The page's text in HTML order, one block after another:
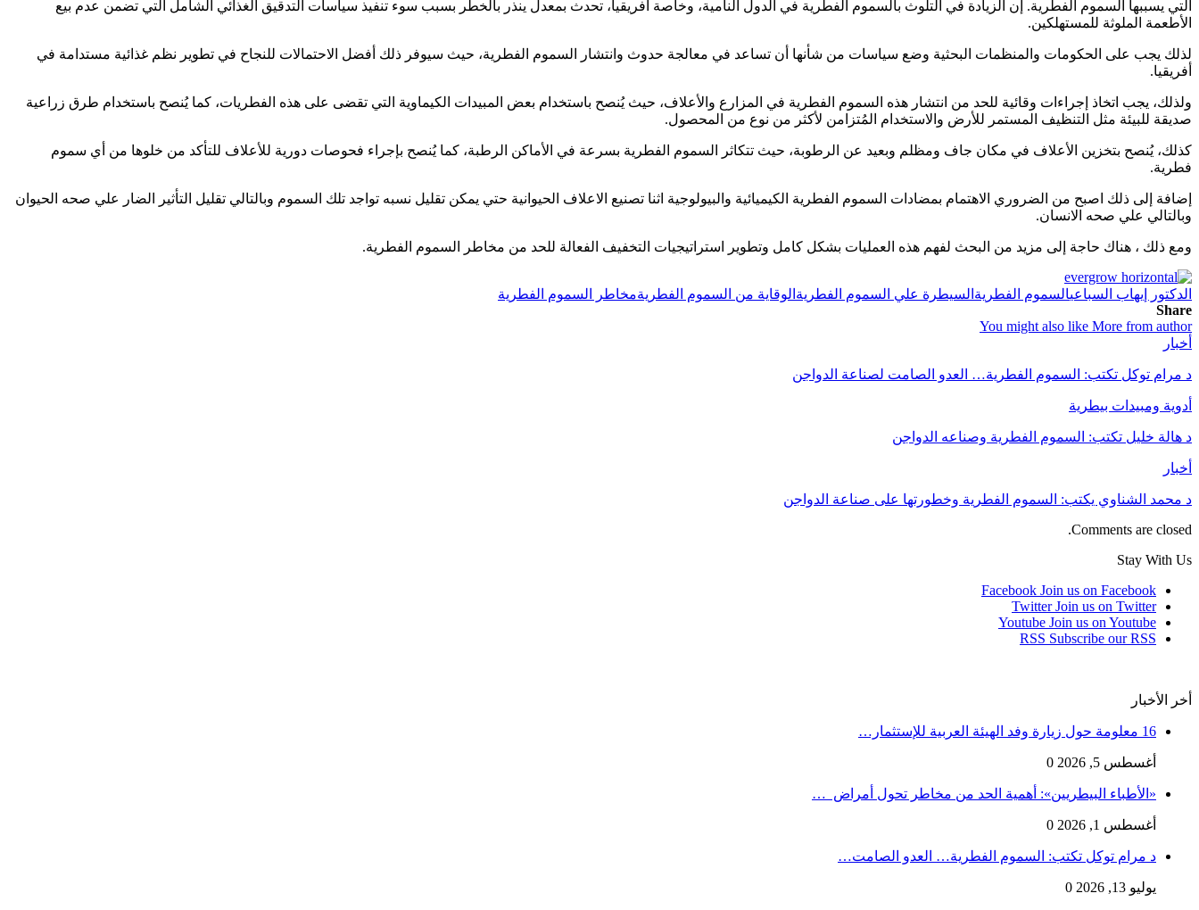
التي يسببها السموم الفطرية. إن الزيادة في التلوث بالسموم الفطرية في الدول النامية، وخاصة أفريقيا، تحدث بمعدل ينذر بالخطر بسبب سوء تنفيذ سياسات التدقيق الغذائي الشامل التي تضمن عدم بيع
الأطعمة الملوثة للمستهلكين.
لذلك يجب على الحكومات والمنظمات البحثية وضع سياسات من شأنها أن تساعد في معالجة حدوث وانتشار السموم الفطرية، حيث سيوفر ذلك أفضل الاحتمالات للنجاح في تطوير نظم غذائية مستدامة في
أفريقيا.
ولذلك، يجب اتخاذ إجراءات وقائية للحد من انتشار هذه السموم الفطرية في المزارع والأعلاف، حيث يُنصح باستخدام بعض المبيدات الكيماوية التي تقضى على هذه الفطريات، كما يُنصح باستخدام طرق زراعية
صديقة للبيئة مثل التنظيف المستمر للأرض والاستخدام المُتزامن لأكثر من نوع من المحصول.
كذلك، يُنصح بتخزين الأعلاف في مكان جاف ومظلم وبعيد عن الرطوبة، حيث تتكاثر السموم الفطرية بسرعة في الأماكن الرطبة، كما يُنصح بإجراء فحوصات دورية للأعلاف للتأكد من خلوها من أي سموم
فطرية.
إضافة إلى ذلك اصبح من الضروري الاهتمام بمضادات السموم الفطرية الكيميائية والبيولوجية اثنا تصنيع الاعلاف الحيوانية حتي يمكن تقليل نسبه تواجد تلك السموم وبالتالي تقليل التأثير الضار علي صحه الحيوان
وبالتالي علي صحه الانسان.
ومع ذلك ، هناك حاجة إلى مزيد من البحث لفهم هذه العمليات بشكل كامل وتطوير استراتيجيات التخفيف الفعالة للحد من مخاطر السموم الفطرية.
الدكتور إيهاب السباعيالسموم الفطرية السيطرة علي السموم الفطرية الوقاية من السموم الفطريةمخاطر السموم الفطرية
Share
You might also like More from author
أخبار
د مرام توكل تكتب: السموم الفطرية… العدو الصامت لصناعة الدواجن
أدوية ومبيدات بيطرية
د هالة خليل تكتب: السموم الفطرية وصناعه الدواجن
أخبار
د محمد الشناوي يكتب: السموم الفطرية وخطورتها على صناعة الدواجن
Comments are closed.
Stay With Us
Facebook Join us on Facebook
Twitter Join us on Twitter
Youtube Join us on Youtube
RSS Subscribe our RSS
أخر الأخبار
16 معلومة حول زيارة وفد الهيئة العربية للإستثمار…
أغسطس 5, 2026 0
«الأطباء البيطريين»: أهمية الحد من مخاطر تحول أمراض …
أغسطس 1, 2026 0
د مرام توكل تكتب: السموم الفطرية… العدو الصامت…
يوليو 13, 2026 0